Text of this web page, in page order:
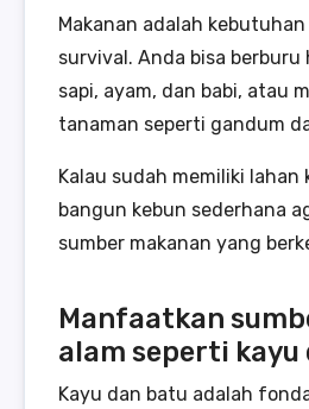
Makanan adalah
survival. Anda bisa berburu
sapi, ayam, dan babi, atau
tanaman seperti gandum
Kalau sudah memiliki lahan
bangun kebun sederhana
sumber makanan yang
Manfaatkan
alam seperti kayu
Kayu dan batu adalah